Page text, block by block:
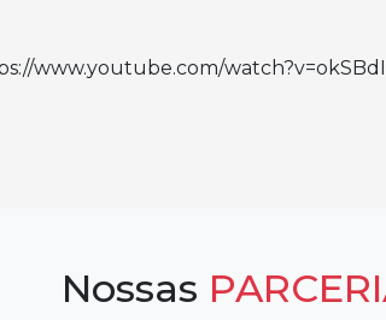
www.youtube.com/
Nossas